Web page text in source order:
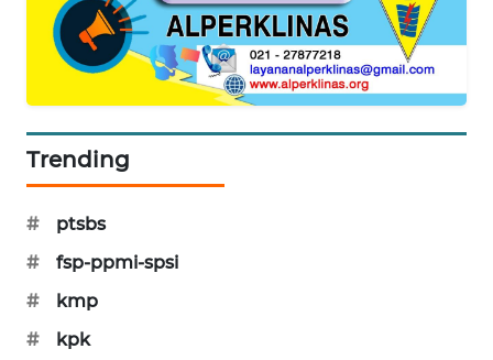
Trending
#
ptsbs
#
fsp-ppmi-spsi
#
kmp
#
kpk
PLN
WATCH
LPKKI
KOPEKLIN
KONSUMEN